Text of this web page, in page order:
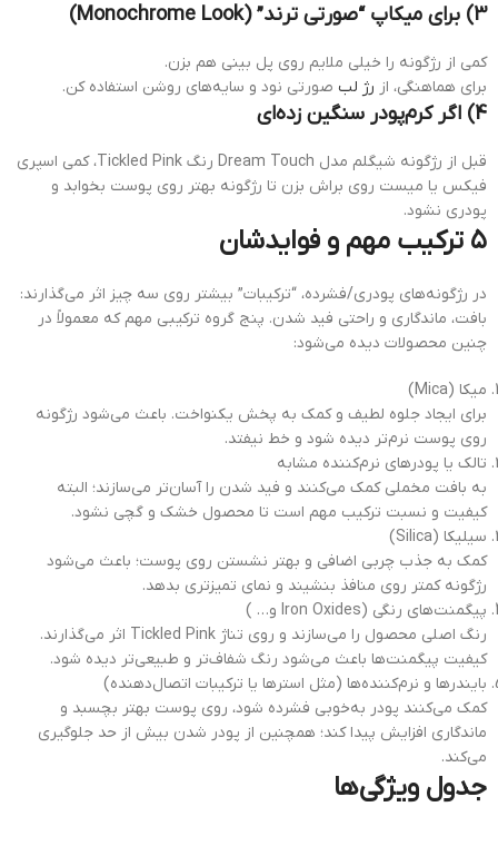
3) برای میکاپ “صورتی ترند” (Monochrome Look)
کمی از رژگونه را خیلی ملایم روی پل بینی هم بزن.
برای هماهنگی، از رژ لب صورتی نود و سایه‌های روشن استفاده کن.
4) اگر کرم‌پودر سنگین زده‌ای
قبل از رژگونه شیگلم مدل Dream Touch رنگ Tickled Pink، کمی اسپری
فیکس یا میست روی براش بزن تا رژگونه بهتر روی پوست بخوابد و
پودری نشود.
۵ ترکیب مهم و فوایدشان
در رژگونه‌های پودری/فشرده، “ترکیبات” بیشتر روی سه چیز اثر می‌گذارند:
بافت، ماندگاری و راحتی فید شدن. پنج گروه ترکیبی مهم که معمولاً در
چنین محصولات دیده می‌شود:
میکا (Mica)
برای ایجاد جلوه لطیف و کمک به پخش یکنواخت. باعث می‌شود رژگونه
روی پوست نرم‌تر دیده شود و خط نیفتد.
تالک یا پودرهای نرم‌کننده مشابه
به بافت مخملی کمک می‌کنند و فید شدن را آسان‌تر می‌سازند؛ البته
کیفیت و نسبت ترکیب مهم است تا محصول خشک و گچی نشود.
سیلیکا (Silica)
کمک به جذب چربی اضافی و بهتر نشستن روی پوست؛ باعث می‌شود
رژگونه کمتر روی منافذ بنشیند و نمای تمیزتری بدهد.
پیگمنت‌های رنگی (Iron Oxides و… )
رنگ اصلی محصول را می‌سازند و روی تناژ Tickled Pink اثر می‌گذارند.
کیفیت پیگمنت‌ها باعث می‌شود رنگ شفاف‌تر و طبیعی‌تر دیده شود.
بایندرها و نرم‌کننده‌ها (مثل استرها یا ترکیبات اتصال‌دهنده)
کمک می‌کنند پودر به‌خوبی فشرده شود، روی پوست بهتر بچسبد و
ماندگاری افزایش پیدا کند؛ همچنین از پودر شدن بیش از حد جلوگیری
می‌کند.
جدول ویژگی‌ها